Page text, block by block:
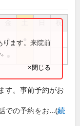
祝
●
ります。来院前
×閉じる
す。事前予約がお
での予約をお...(続